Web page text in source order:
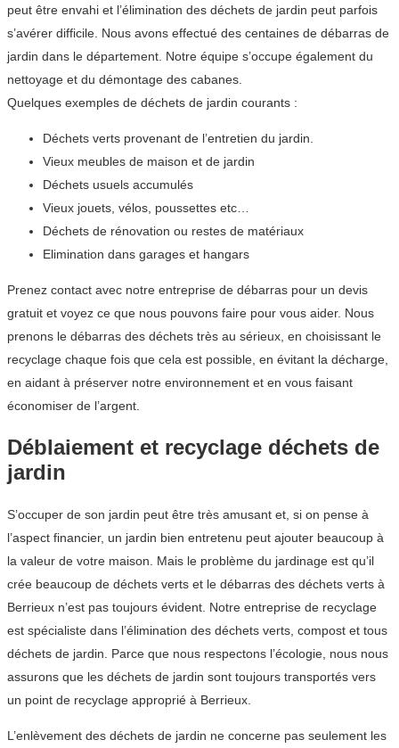
peut être envahi et l’élimination des déchets de jardin peut parfois
s’avérer difficile. Nous avons effectué des centaines de débarras de
jardin dans le département. Notre équipe s’occupe également du
nettoyage et du démontage des cabanes.
Quelques exemples de déchets de jardin courants :
Déchets verts provenant de l’entretien du jardin.
Vieux meubles de maison et de jardin
Déchets usuels accumulés
Vieux jouets, vélos, poussettes etc…
Déchets de rénovation ou restes de matériaux
Elimination dans garages et hangars
Prenez contact avec notre entreprise de débarras pour un devis
gratuit et voyez ce que nous pouvons faire pour vous aider. Nous
prenons le débarras des déchets très au sérieux, en choisissant le
recyclage chaque fois que cela est possible, en évitant la décharge,
en aidant à préserver notre environnement et en vous faisant
économiser de l’argent.
Déblaiement et recyclage déchets de
jardin
S’occuper de son jardin peut être très amusant et, si on pense à
l’aspect financier, un jardin bien entretenu peut ajouter beaucoup à
la valeur de votre maison. Mais le problème du jardinage est qu’il
crée beaucoup de déchets verts et le débarras des déchets verts à
Berrieux n’est pas toujours évident. Notre entreprise de recyclage
est spécialiste dans l’élimination des déchets verts, compost et tous
déchets de jardin. Parce que nous respectons l’écologie, nous nous
assurons que les déchets de jardin sont toujours transportés vers
un point de recyclage approprié à Berrieux.
L’enlèvement des déchets de jardin ne concerne pas seulement les